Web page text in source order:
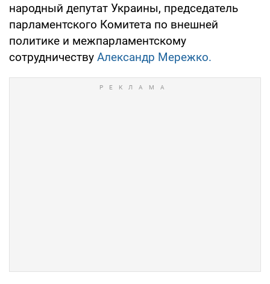
народный депутат Украины, председатель
парламентского Комитета по внешней
политике и межпарламентскому
сотрудничеству Александр Мережко.